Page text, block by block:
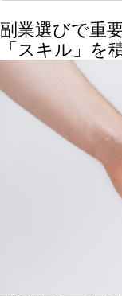
副業選びで重
「スキル」を